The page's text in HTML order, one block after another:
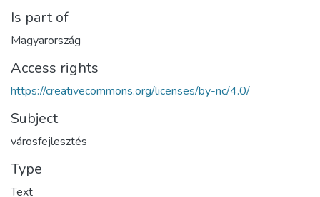
Is part of
Magyarország
Access rights
https://creativecommons.org/licenses/by-nc/4.0/
Subject
városfejlesztés
Type
Text